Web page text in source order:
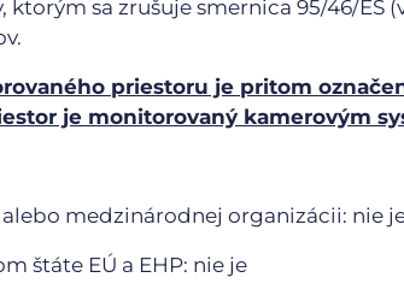
sa zrušuje smernica 95/46/ES
priestoru je pritom
je monitorovaný kamerovým
medzinárodnej organizácii: nie
štáte EÚ a EHP: nie je